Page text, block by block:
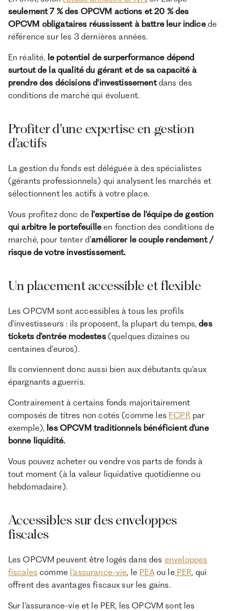
seulement 7 % des OPCVM actions et 20 % des
OPCVM obligataires réussissent à battre leur indicede
référence sur les 3 dernières années.
En réalité, le potentiel de surperformance dépend
surtout de la qualité du gérant et de sa capacité à
prendre des décisions d'investissementdans des
conditions de marché qui évoluent.
Profiter d’une expertise en gestion
d’actifs
La gestion du fonds est déléguée à des spécialistes
(gérants professionnels) qui analysent les marchés et
sélectionnent les actifs à votre place.
Vous profitez donc de l’expertise de l’équipe de gestion
qui arbitre le portefeuilleen fonction des conditions de
marché, pour tenter d’améliorer le couple rendement /
risque de votre investissement.
Un placement accessible et flexible
Les OPCVM sont accessibles à tous les profils
d’investisseurs : ils proposent, la plupart du temps, des
tickets d’entrée modestes(quelques dizaines ou
centaines d’euros).
Ils conviennent donc aussi bien aux débutants qu’aux
épargnants aguerris.
Contrairement à certains fonds majoritairement
composés de titres non cotés (comme les FCPRpar
exemple), les OPCVM traditionnels bénéficient d’une
bonne liquidité.
Vous pouvez acheter ou vendre vos parts de fonds à
tout moment (à la valeur liquidative quotidienne ou
hebdomadaire).
Accessibles sur des enveloppes
fiscales
Les OPCVM peuvent être logés dans des enveloppes
fiscales comme l’assurance-vie, le PEAou le PER, qui
offrent des avantages fiscaux sur les gains.
Sur l’assurance-vie et le PER, les OPCVM sont les